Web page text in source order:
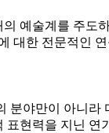
예술계를 주도
대한 전문적인
분야만이 아니
표현력을 지닌